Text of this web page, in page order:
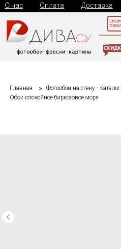
Контакты
О нас Доставка
Оплата
Главная
Фотообои на стену - Каталог
Обои спокойное бирюзовое море